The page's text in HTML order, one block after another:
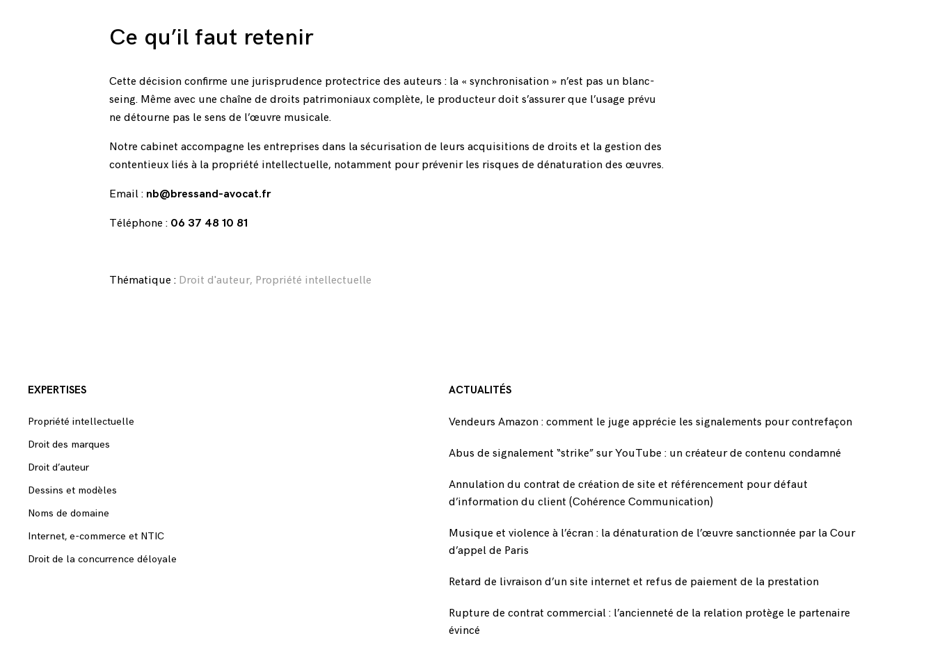
Ce qu’il faut retenir
Cette décision confirme une jurisprudence protectrice des auteurs : la « synchronisation » n’est pas un blanc-
seing. Même avec une chaîne de droits patrimoniaux complète, le producteur doit s’assurer que l’usage prévu
ne détourne pas le sens de l’œuvre musicale.
Notre cabinet accompagne les entreprises dans la sécurisation de leurs acquisitions de droits et la gestion des
contentieux liés à la propriété intellectuelle, notamment pour prévenir les risques de dénaturation des œuvres.
Email : nb@bressand-avocat.fr
Téléphone : 06 37 48 10 81
Thématique : Droit d'auteur, Propriété intellectuelle
EXPERTISES
Propriété intellectuelle
Droit des marques
Droit d’auteur
Dessins et modèles
Noms de domaine
Internet, e-commerce et NTIC
Droit de la concurrence déloyale
ACTUALITÉS
Vendeurs Amazon : comment le juge apprécie les signalements pour contrefaçon
Abus de signalement “strike” sur YouTube : un créateur de contenu condamné
Annulation du contrat de création de site et référencement pour défaut
d’information du client (Cohérence Communication)
Musique et violence à l’écran : la dénaturation de l’œuvre sanctionnée par la Cour
d’appel de Paris
Retard de livraison d’un site internet et refus de paiement de la prestation
Rupture de contrat commercial : l’ancienneté de la relation protège le partenaire
évincé